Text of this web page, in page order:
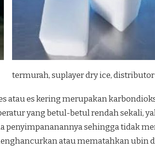
termurah, suplayer dry ice, distributor
atau es kering merupakan
yang betul-betul rendah sekali,
penyimpananannya sehingga tidak
atau mematahkan ubin